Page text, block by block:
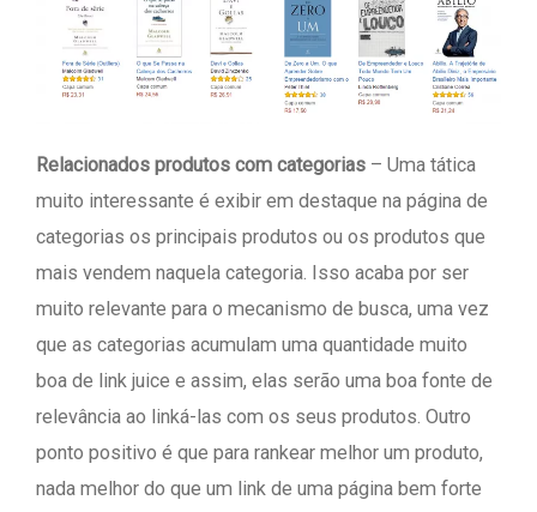
Relacionados produtos com categorias – Uma tática
muito interessante é exibir em destaque na página de
categorias os principais produtos ou os produtos que
mais vendem naquela categoria. Isso acaba por ser
muito relevante para o mecanismo de busca, uma vez
que as categorias acumulam uma quantidade muito
boa de link juice e assim, elas serão uma boa fonte de
relevância ao linká-las com os seus produtos. Outro
ponto positivo é que para rankear melhor um produto,
nada melhor do que um link de uma página bem forte